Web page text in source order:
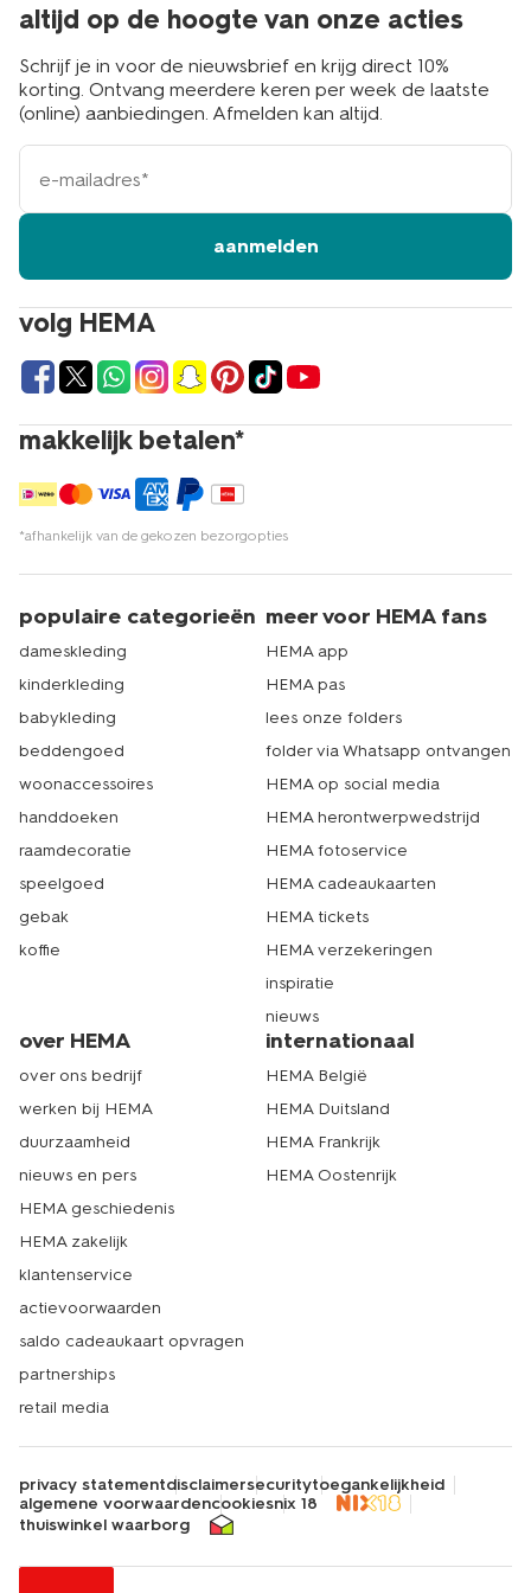
volg HEMA
makkelijk betalen*
*afhankelijk van de gekozen bezorgopties
altijd op de hoogte van onze acties
Schrijf je in voor de nieuwsbrief en krijg direct 10%
korting. Ontvang meerdere keren per week de laatste
(online) aanbiedingen. Afmelden kan altijd.
e-
mailadres
aanmelden
populaire categorieën
dameskleding
kinderkleding
babykleding
beddengoed
woonaccessoires
handdoeken
raamdecoratie
speelgoed
gebak
koffie
meer voor HEMA fans
HEMA app
HEMA pas
lees onze folders
folder via Whatsapp ontvangen
HEMA op social media
HEMA herontwerpwedstrijd
HEMA fotoservice
HEMA cadeaukaarten
HEMA tickets
HEMA verzekeringen
inspiratie
nieuws
over HEMA
over ons bedrijf
werken bij HEMA
duurzaamheid
nieuws en pers
HEMA geschiedenis
HEMA zakelijk
klantenservice
actievoorwaarden
saldo cadeaukaart opvragen
partnerships
retail media
internationaal
HEMA België
HEMA Duitsland
HEMA Frankrijk
HEMA Oostenrijk
privacy statementdisclaimersecuritytoegankelijkheid
algemene voorwaardencookiesnix 18
thuiswinkel waarborg